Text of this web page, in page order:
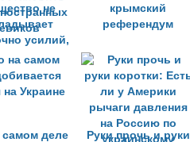
не
усилий,
крымский
референдум
самом деле
Руки прочь и руки